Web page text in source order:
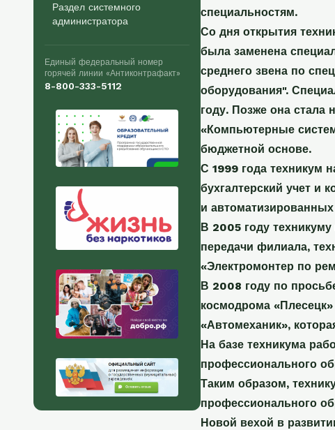
Раздел системного
администратора
Единый федеральный номер
горячей линии «Антиконтрафакт»
8-800-333-5112
специальностям.
Со дня открытия
была заменена
среднего звена по
оборудования".
году. Позже она стала
«Компьютерные
бюджетной основе.
С 1999 года техникум
бухгалтерский учет и
и
В 2005 году
передачи филиала,
«Электромонтер по
В 2008 году по
космодрома
«Автомеханик»,
На базе техникума
профессионального
Таким образом,
профессионального
Новой вехой в